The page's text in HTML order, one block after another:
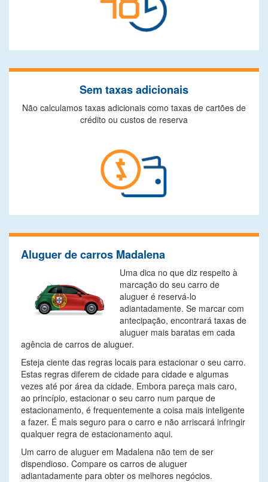
Sem taxas adicionais
Não calculamos taxas adicionais como taxas de cartões de
crédito ou custos de reserva
Aluguer de carros Madalena
Uma dica no que diz respeito à
marcação do seu carro de
aluguer é reservá-lo
adiantadamente. Se marcar com
antecipação, encontrará taxas de
aluguer mais baratas em cada
agência de carros de aluguer.
Esteja ciente das regras locais para estacionar o seu carro.
Estas regras diferem de cidade para cidade e algumas
vezes até por área da cidade. Embora pareça mais caro,
ao princípio, estacionar o seu carro num parque de
estacionamento, é frequentemente a coisa mais inteligente
a fazer. É mais seguro para o carro e não arriscará infringir
qualquer regra de estacionamento aqui.
Um carro de aluguer em Madalena não tem de ser
dispendioso. Compare os carros de aluguer
adiantadamente para obter os melhores negócios.